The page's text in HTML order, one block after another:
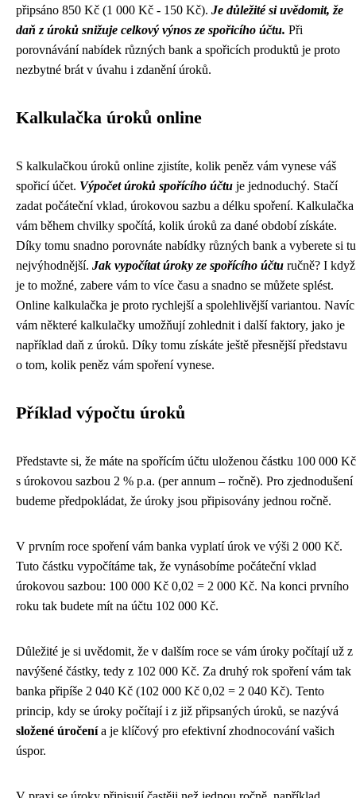
připsáno 850 Kč (1 000 Kč - 150 Kč). Je důležité si uvědomit, že
daň z úroků snižuje celkový výnos ze spořicího účtu. Při
porovnávání nabídek různých bank a spořicích produktů je proto
nezbytné brát v úvahu i zdanění úroků.
Kalkulačka úroků online
S kalkulačkou úroků online zjistíte, kolik peněz vám vynese váš
spořicí účet. Výpočet úroků spořícího účtu je jednoduchý. Stačí
zadat počáteční vklad, úrokovou sazbu a délku spoření. Kalkulačka
vám během chvilky spočítá, kolik úroků za dané období získáte.
Díky tomu snadno porovnáte nabídky různých bank a vyberete si tu
nejvýhodnější. Jak vypočítat úroky ze spořícího účtu ručně? I když
je to možné, zabere vám to více času a snadno se můžete splést.
Online kalkulačka je proto rychlejší a spolehlivější variantou. Navíc
vám některé kalkulačky umožňují zohlednit i další faktory, jako je
například daň z úroků. Díky tomu získáte ještě přesnější představu
o tom, kolik peněz vám spoření vynese.
Příklad výpočtu úroků
Představte si, že máte na spořícím účtu uloženou částku 100 000 Kč
s úrokovou sazbou 2 % p.a. (per annum – ročně). Pro zjednodušení
budeme předpokládat, že úroky jsou připisovány jednou ročně.
V prvním roce spoření vám banka vyplatí úrok ve výši 2 000 Kč.
Tuto částku vypočítáme tak, že vynásobíme počáteční vklad
úrokovou sazbou: 100 000 Kč 0,02 = 2 000 Kč. Na konci prvního
roku tak budete mít na účtu 102 000 Kč.
Důležité je si uvědomit, že v dalším roce se vám úroky počítají už z
navýšené částky, tedy z 102 000 Kč. Za druhý rok spoření vám tak
banka připíše 2 040 Kč (102 000 Kč 0,02 = 2 040 Kč). Tento
princip, kdy se úroky počítají i z již připsaných úroků, se nazývá
složené úročenía je klíčový pro efektivní zhodnocování vašich
úspor.